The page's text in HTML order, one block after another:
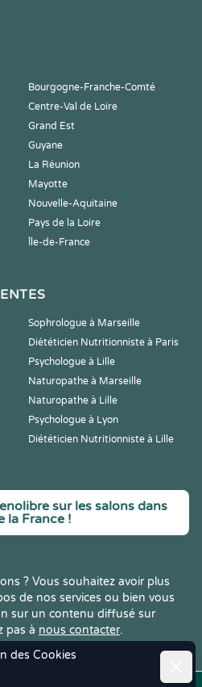
des Cookies
Bourgogne-Franche-Comté
Centre-Val de Loire
Grand Est
Guyane
La Réunion
Mayotte
Nouvelle-Aquitaine
Pays de la Loire
Île-de-France
Sophrologue à Marseille
Diététicien Nutritionniste à Paris
Psychologue à Lille
Naturopathe à Marseille
Naturopathe à Lille
Psychologue à Lyon
Diététicien Nutritionniste à Lille
sur les salons dans
la France !
? Vous souhaitez avoir plus
de nos services ou bien vous
sur un contenu diffusé sur
pas à nous contacter.